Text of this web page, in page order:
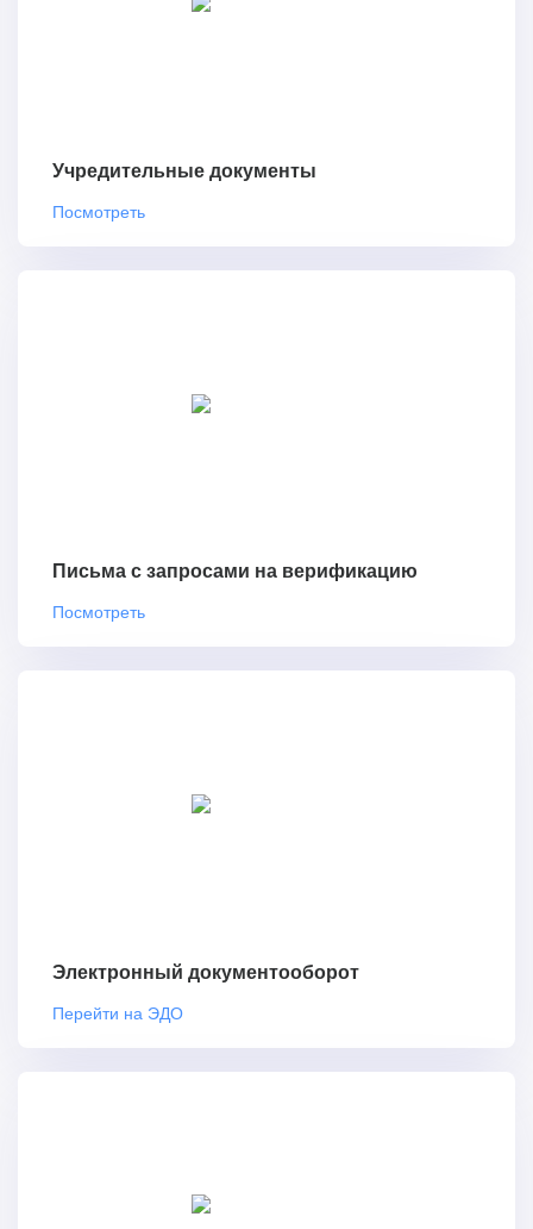
Учредительные документы
Посмотреть
Письма с запросами на верификацию
Посмотреть
Электронный документооборот
Перейти на ЭДО